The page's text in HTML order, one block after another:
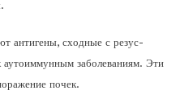
антигены, сходные с резус-
аутоиммунным заболеваниям. Эти
почек.